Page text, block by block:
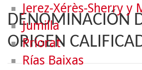
DENOMINACIÓN
ORIGEN
Jerez-Xérès-Sherry y
Jumilla
Priorat
Rías Baixas